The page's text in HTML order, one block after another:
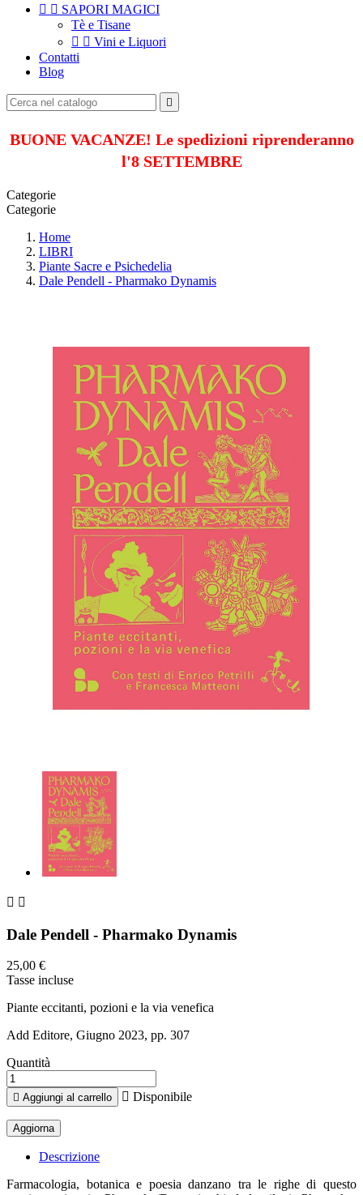
  SAPORI MAGICI
Tè e Tisane
  Vini e Liquori
Contatti
Blog

BUONE VACANZE! Le spedizioni riprenderanno
l'8 SETTEMBRE
Categorie
Categorie
Home
LIBRI
Piante Sacre e Psichedelia
Dale Pendell - Pharmako Dynamis
 
Dale Pendell - Pharmako Dynamis
25,00 €
Tasse incluse
Piante eccitanti, pozioni e la via venefica
Add Editore, Giugno 2023, pp. 307
Quantità
 Aggiungi al carrello  Disponibile
Descrizione
Farmacologia, botanica e poesia danzano tra le righe di questo